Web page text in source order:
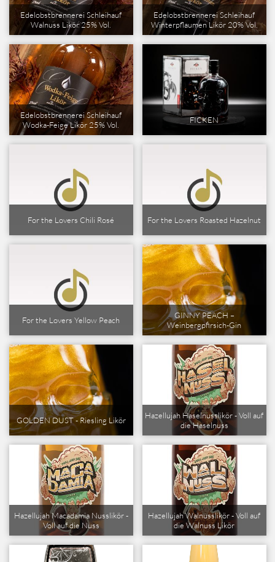
Edelobstbrennerei Schleihauf
Walnuss Likör 25% Vol.
Edelobstbrennerei Schleihauf
Winterpflaumen Likör 20% Vol.
Edelobstbrennerei Schleihauf
Wodka-Feige Likör 25% Vol.
FICKEN
For the Lovers Chili Rosé For the Lovers Roasted Hazelnut
For the Lovers Yellow Peach
GINNY PEACH –
Weinbergpfirsich-Gin
GOLDEN DUST - Riesling Likör
Hazellujah Haselnusslikör - Voll auf
die Haselnuss
Hazellujah Macadamia Nusslikör -
Voll auf die Nuss
Hazellujah Walnusslikör - Voll auf
die Walnuss Likör